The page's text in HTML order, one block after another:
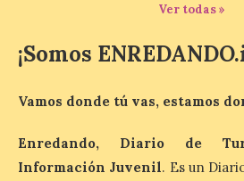
La exposición
inaugurará el sábado
durante la
mes de noviembre, con […]
Ver todas »
¡Somos
Vamos donde tú vas, estamos
Enredando, Diario de
Información Juvenil. Es un